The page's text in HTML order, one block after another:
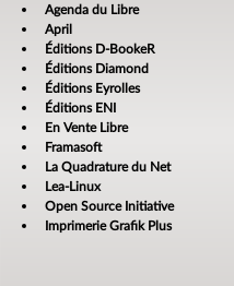
Agenda du Libre
April
Éditions D-BookeR
Éditions Diamond
Éditions Eyrolles
Éditions ENI
En Vente Libre
Framasoft
La Quadrature du Net
Lea-Linux
Open Source Initiative
Imprimerie Grafik Plus